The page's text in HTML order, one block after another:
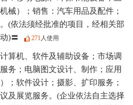
械）；销售：汽车用品及配件；
(依法须经批准的项目，经相关部
)〓
271人使用
算机、软件及辅助设备；市场调
务；电脑图文设计、制作；应用
；软件设计；摄影、扩印服务；
及展览服务。(企业依法自主选择